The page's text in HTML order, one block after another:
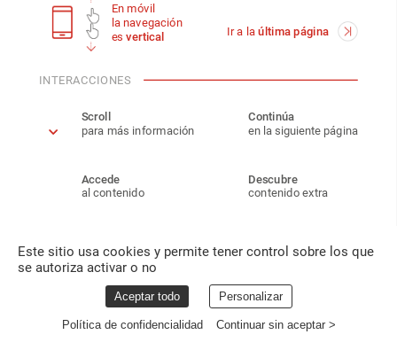
Scroll
para más información
Continúa
en la siguiente página
Accede
al contenido
Descubre
contenido extra
Ir a la última página
INTERACCIONES
En móvil
la navegación
es vertical
Este sitio usa cookies y permite tener control sobre los que
se autoriza activar o no
Aceptar todo Personalizar
Política de confidencialidad Continuar sin aceptar >